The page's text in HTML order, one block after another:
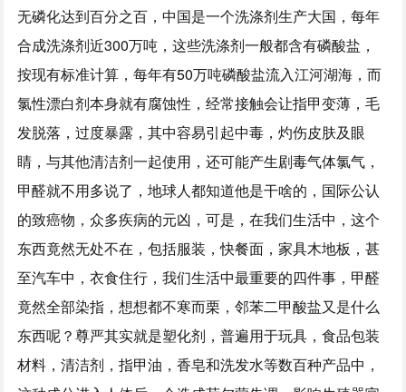
无磷化达到百分之百，中国是一个洗涤剂生产大国，每年
合成洗涤剂近300万吨，这些洗涤剂一般都含有磷酸盐，
按现有标准计算，每年有50万吨磷酸盐流入江河湖海，而
氯性漂白剂本身就有腐蚀性，经常接触会让指甲变薄，毛
发脱落，过度暴露，其中容易引起中毒，灼伤皮肤及眼
睛，与其他清洁剂一起使用，还可能产生剧毒气体氯气，
甲醛就不用多说了，地球人都知道他是干啥的，国际公认
的致癌物，众多疾病的元凶，可是，在我们生活中，这个
东西竟然无处不在，包括服装，快餐面，家具木地板，甚
至汽车中，衣食住行，我们生活中最重要的四件事，甲醛
竟然全部染指，想想都不寒而栗，邻苯二甲酸盐又是什么
东西呢？尊严其实就是塑化剂，普遍用于玩具，食品包装
材料，清洁剂，指甲油，香皂和洗发水等数百种产品中，